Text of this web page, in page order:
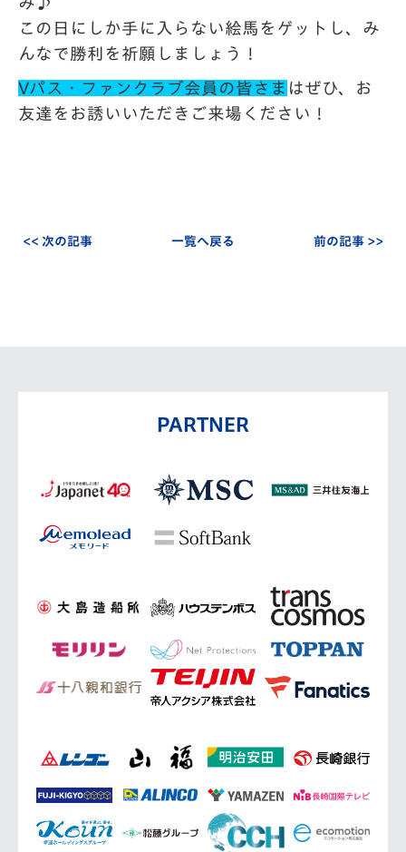
この日にしか手に入らない絵馬をゲットし、み
んなで勝利を祈願しましょう！
Vパス・ファンクラブ会員の皆さま はぜひ、お
友達をお誘いいただきご来場ください！
<< 次の記事 一覧へ戻る 前の記事 >>
PARTNER